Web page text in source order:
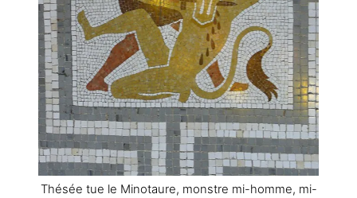
Thésée tue le Minotaure, monstre mi-homme, mi-